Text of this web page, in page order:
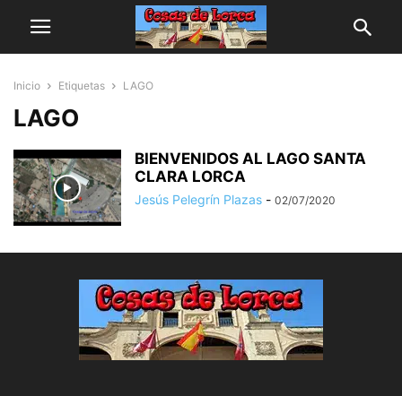
Inicio Etiquetas LAGO
LAGO
BIENVENIDOS AL LAGO SANTA
CLARA LORCA
Jesús Pelegrín Plazas - 02/07/2020